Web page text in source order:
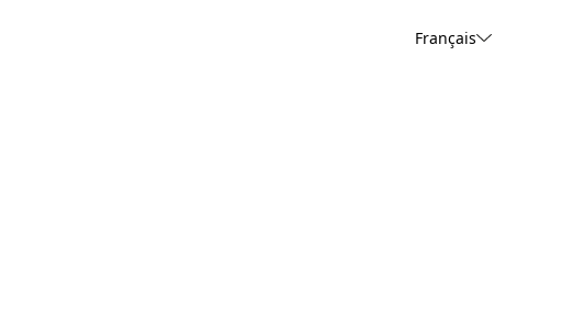
Français